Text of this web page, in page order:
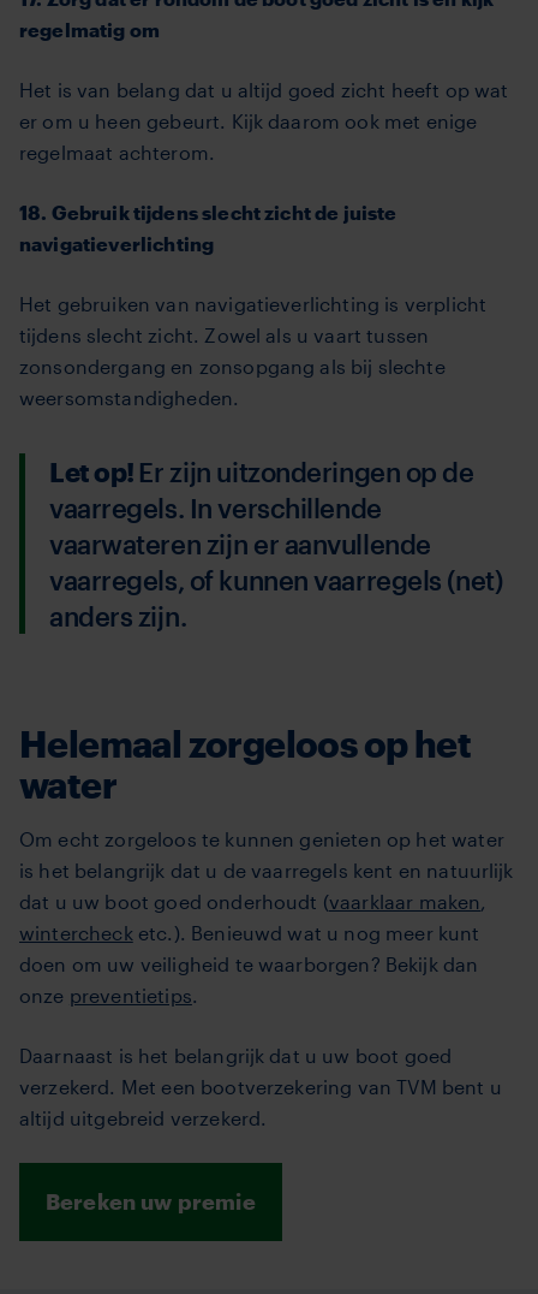
regelmatig om
Het is van belang dat u altijd goed zicht heeft op wat
er om u heen gebeurt. Kijk daarom ook met enige
regelmaat achterom.
18. Gebruik tijdens slecht zicht de juiste
navigatieverlichting
Het gebruiken van navigatieverlichting is verplicht
tijdens slecht zicht. Zowel als u vaart tussen
zonsondergang en zonsopgang als bij slechte
weersomstandigheden.
Let op! Er zijn uitzonderingen op de
vaarregels. In verschillende
vaarwateren zijn er aanvullende
vaarregels, of kunnen vaarregels (net)
anders zijn.
Helemaal zorgeloos op het
water
Om echt zorgeloos te kunnen genieten op het water
is het belangrijk dat u de vaarregels kent en natuurlijk
dat u uw boot goed onderhoudt (vaarklaar maken ,
wintercheck etc.). Benieuwd wat u nog meer kunt
doen om uw veiligheid te waarborgen? Bekijk dan
onze preventietips.
Daarnaast is het belangrijk dat u uw boot goed
verzekerd. Met een bootverzekering van TVM bent u
altijd uitgebreid verzekerd.
Bereken uw premie